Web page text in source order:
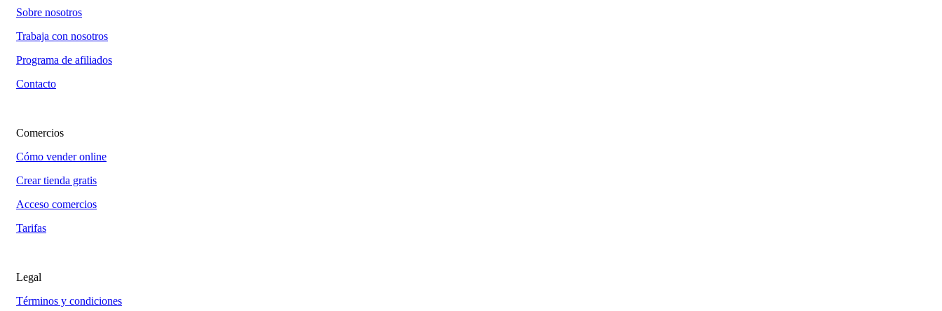
Sobre nosotros
Trabaja con nosotros
Programa de afiliados
Contacto
Comercios
Cómo vender online
Crear tienda gratis
Acceso comercios
Tarifas
Legal
Términos y condiciones